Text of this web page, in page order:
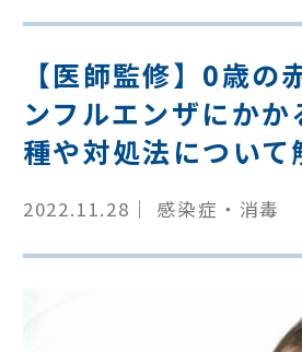
【医師監修】0歳の
ンフルエンザにかか
種や対処法について
2022.11.28｜ 感染症・消毒